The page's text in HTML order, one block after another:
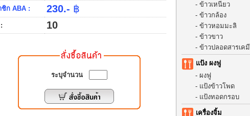
ก ABA : 230.- ฿
10
ระบุจำนวน
- ข้าวเหนียว
- ข้าวกล้อง
- ข้าวหอมมะลิ
- ข้าวขาว
- ข้าวปลอดสารเคมี
แป้ง ผงฟู
- ผงฟู
- แป้งข้าวโพด
- แป้งทอดกรอบ
เครื่องจิ้ม